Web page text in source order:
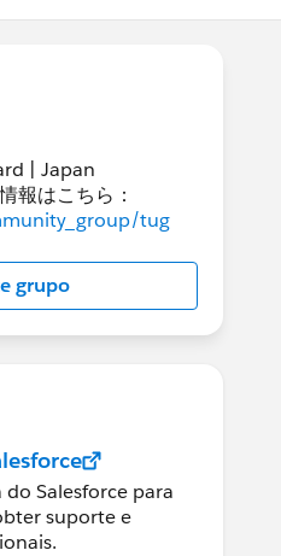
| Japan
報はこちら：
tug
grupo
Salesforce para
suporte e